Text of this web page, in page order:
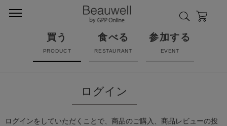
買う
PRODUCT
食べる
RESTAURANT
参加する
EVENT
ログイン
ログインをしていただくことで、商品のご購入、商品レビューの投